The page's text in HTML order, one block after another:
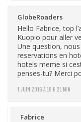
GlobeRoaders
1 JUIN 2016 À 19 H 21 MIN
Hello Fabrice, top
Kuopio pour aller
Une question,
reservations en
hotels meme si
penses-tu? Merci
Fabrice